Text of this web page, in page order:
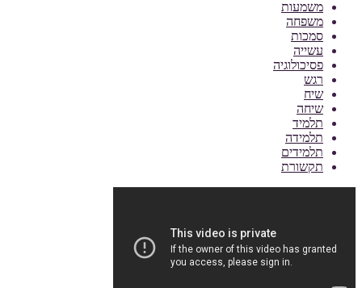
משמעות
משפחה
סמכות
עשייה
פסיכולוגיה
רגש
שיח
שיחה
תלמיד
תלמידה
תלמידים
תקשורת